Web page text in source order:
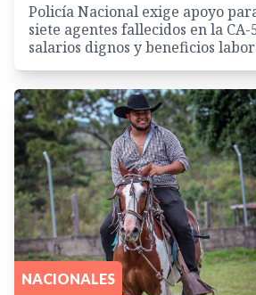
Policía Nacional exige apoyo
siete agentes fallecidos en la
salarios dignos y beneficios
NACIONALES